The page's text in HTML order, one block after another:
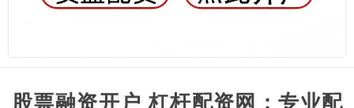
股票融资开户 杠杆配资网：专业配